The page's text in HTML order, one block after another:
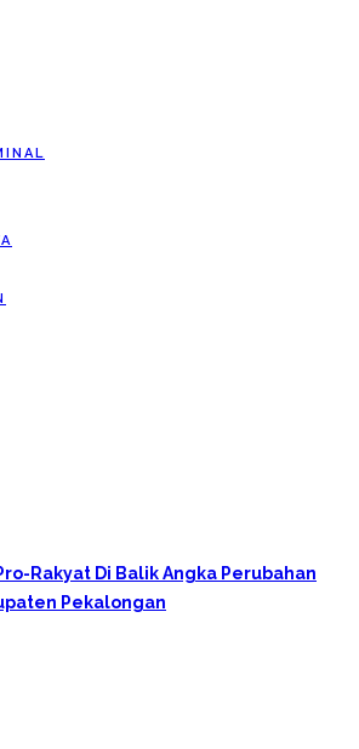
Rakyat Di Balik Angka Perubahan
Pekalongan